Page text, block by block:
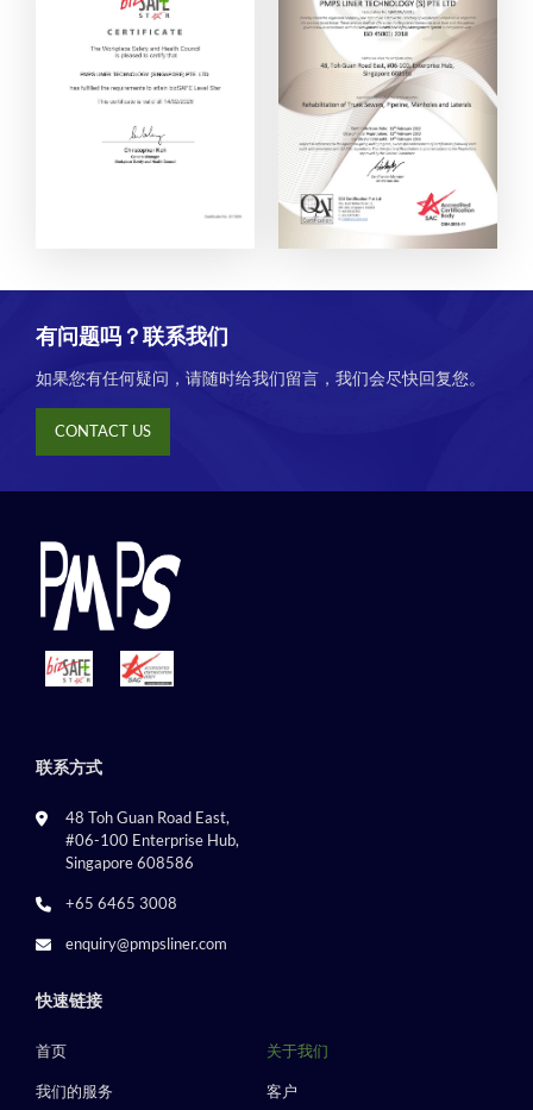
有问题吗？联系我们
如果您有任何疑问，请随时给我们留言，我们会尽快回复您。
CONTACT US
联系方式
48 Toh Guan Road East,
#06-100 Enterprise Hub,
Singapore 608586
+65 6465 3008
enquiry@pmpsliner.com
快速链接
首页 关于我们
我们的服务 客户